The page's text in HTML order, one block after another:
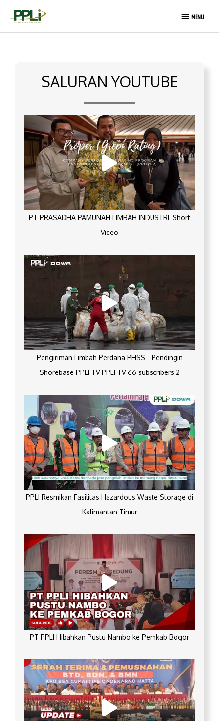
MENU
MENU
SALURAN YOUTUBE
PT PRASADHA PAMUNAH LIMBAH INDUSTRI_Short
Video
Pengiriman Limbah Perdana PHSS - Pendingin
Shorebase PPLI TV PPLI TV 66 subscribers 2
PPLI Resmikan Fasilitas Hazardous Waste Storage di
Kalimantan Timur
PT PPLI Hibahkan Pustu Nambo ke Pemkab Bogor